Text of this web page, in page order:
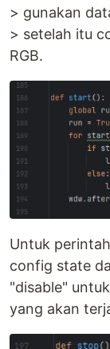
> gunakan
> setelah itu
RGB.
Untuk
config state
"disable"
yang akan